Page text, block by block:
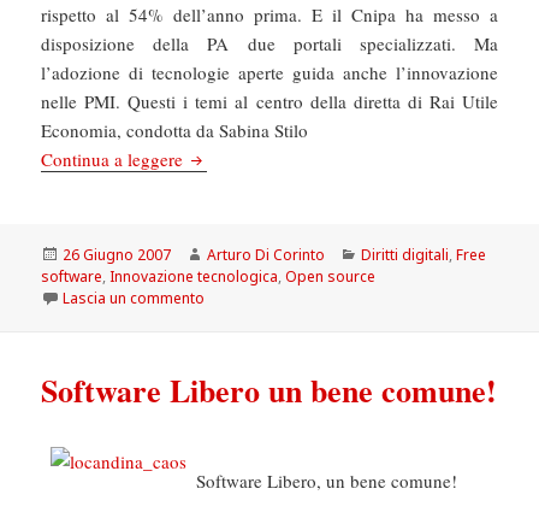
rispetto al 54% dell’anno prima. E il Cnipa ha messo a
disposizione della PA due portali specializzati. Ma
l’adozione di tecnologie aperte guida anche l’innovazione
nelle PMI. Questi i temi al centro della diretta di Rai Utile
Economia, condotta da Sabina Stilo
Continua a leggere Il software libero su RaiUtile
Scritto
il
26 Giugno 2007 Autore
Arturo Di Corinto Categorie
Diritti digitali,Free
software,Innovazione tecnologica,Open source
Lascia un commento
Software Libero un bene comune!
Software Libero, un bene comune!